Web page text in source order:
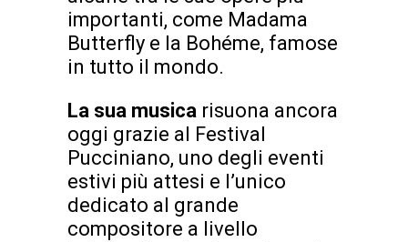
importanti, come Madama
Butterfly e la Bohéme, famose
in tutto il mondo.
La sua musica risuona ancora
oggi grazie al Festival
Pucciniano, uno degli eventi
estivi più attesi e l’unico
dedicato al grande
compositore a livello